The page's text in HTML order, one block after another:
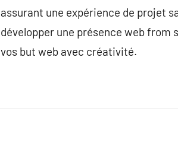
assurant une expérience de projet
développer une présence web
vos but web avec créativité.